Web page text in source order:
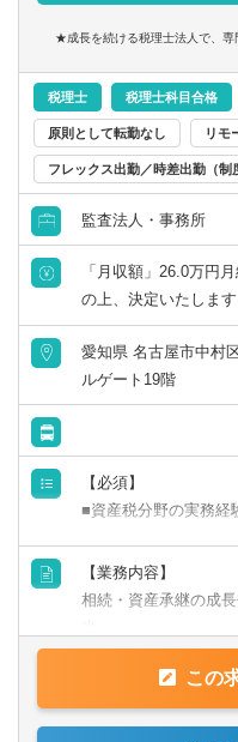
∟決算を組める方
◎以下資格をお持ち
ます。
税理士、日商簿記1～
支援』、
創業者から二代目へ
承継』、病院などの
等の分野で、経営者
役目です。また、経
のご提案など、コン
◎お客様は中小企業
者。会社の経営に欠
毎月の面 談で会社の
様自身のライフプラ
ら携わったお客様が
したり、事業承継し
ます。私たちの成？
す。お客様と互いに
ることも私たちの仕
★成長を続ける税理士法人で、
税理士 税理士科目合格
原則として転勤なし リモ
フレックス出勤／時差出勤（制
監査法人・事務所
「月収額」26.0万円
の上、決定いたします
愛知県 名古屋市中村
ルゲート19階
【必須】
■資産税分野の実務経
【歓迎】
■ウェルスマネジメン
■ファイナンシャル
資格
迎
【業務内容】
相続・資産承継の成
相続申告から資産承
で幅広いキャリアを
この